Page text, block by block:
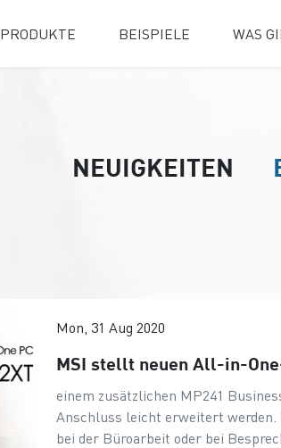
PRODUKTE BEISPIELE WAS
NEUIGKEITEN
Mon, 31 Aug 2020
MSI stellt neuen All-in-
einem zusätzlichen MP241
Anschluss leicht erweitert
bei der Büroarbeit oder bei